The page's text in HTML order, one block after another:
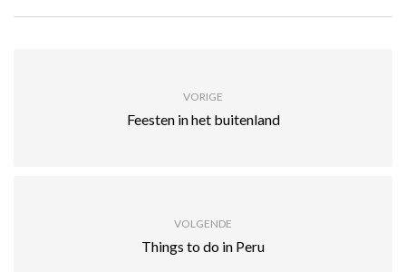
VORIGE
Feesten in het buitenland
VOLGENDE
Things to do in Peru